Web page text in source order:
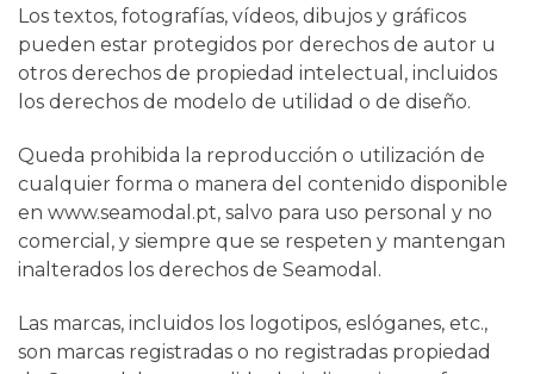
Los textos, fotografías, vídeos, dibujos y gráficos
pueden estar protegidos por derechos de autor u
otros derechos de propiedad intelectual, incluidos
los derechos de modelo de utilidad o de diseño.
Queda prohibida la reproducción o utilización de
cualquier forma o manera del contenido disponible
en www.seamodal.pt, salvo para uso personal y no
comercial, y siempre que se respeten y mantengan
inalterados los derechos de Seamodal.
Las marcas, incluidos los logotipos, eslóganes, etc.,
son marcas registradas o no registradas propiedad